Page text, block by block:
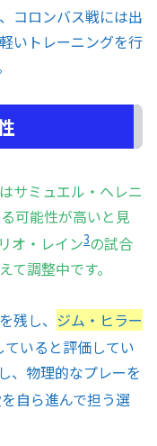
コロンバス戦には出
いトレーニングを行
サミュエル・ヘレニ
可能性が高いと見
オ・レイン3の試合
調整中です。
残し、 ジム・ヒラー
いると評価してい
、物理的なプレーを
を自ら進んで担う選